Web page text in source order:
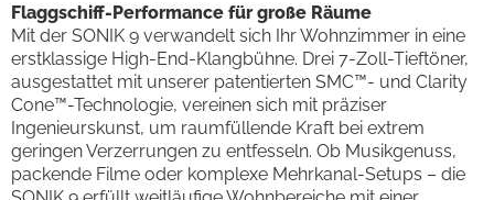
Flaggschiff-Performance für große Räume
Mit der SONIK 9 verwandelt sich Ihr Wohnzimmer in eine
erstklassige High-End-Klangbühne. Drei 7-Zoll-Tieftöner,
ausgestattet mit unserer patentierten SMC™- und Clarity
Cone™-Technologie, vereinen sich mit präziser
Ingenieurskunst, um raumfüllende Kraft bei extrem
geringen Verzerrungen zu entfesseln. Ob Musikgenuss,
packende Filme oder komplexe Mehrkanal-Setups – die